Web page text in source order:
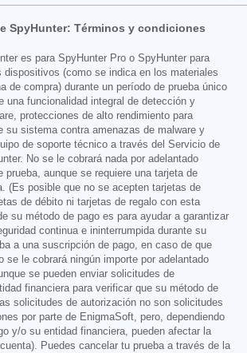
SpyHunter: Términos y condiciones
es para SpyHunter Pro o SpyHunter para
dispositivos (como se indica en los materiales
de compra) durante un período de prueba único
una funcionalidad integral de detección y
protecciones de alto rendimiento para
su sistema contra amenazas de malware y
de soporte técnico a través del Servicio de
No se le cobrará nada por adelantado
prueba, aunque se requiere una tarjeta de
(Es posible que no se acepten tarjetas de
de débito ni tarjetas de regalo con esta
su método de pago es para ayudar a garantizar
continua e ininterrumpida durante su
a una suscripción de pago, en caso de que
se le cobrará ningún importe por adelantado
se pueden enviar solicitudes de
financiera para verificar que su método de
solicitudes de autorización no son solicitudes
por parte de EnigmaSoft, pero, dependiendo
y/o su entidad financiera, pueden afectar la
Puedes cancelar tu prueba a través de la